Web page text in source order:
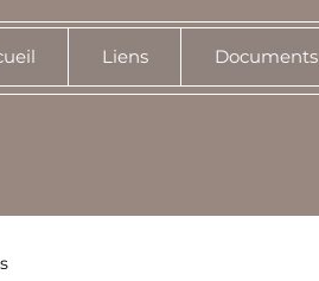
Liens Documents